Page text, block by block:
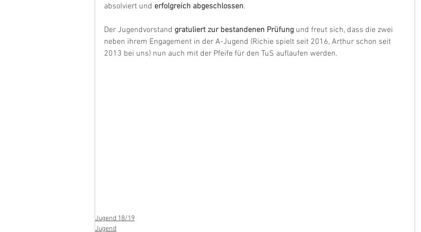
absolviert und erfolgreich abgeschlossen.
Der Jugendvorstand gratuliert zur bestandenen Prüfung und freut sich, dass die zwei
neben ihrem Engagement in der A-Jugend (Richie spielt seit 2016, Arthur schon seit
2013 bei uns) nun auch mit der Pfeife für den TuS auflaufen werden.
Jugend 18/19
Jugend